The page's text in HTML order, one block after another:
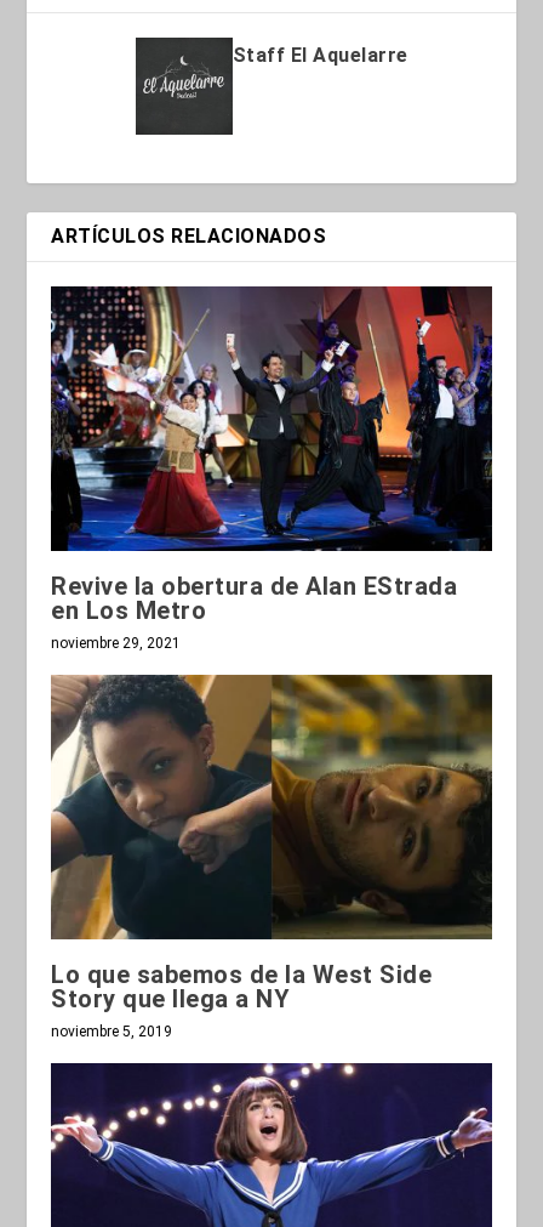
Staff El Aquelarre
ARTÍCULOS RELACIONADOS
Revive la obertura de Alan EStrada
en Los Metro
noviembre 29, 2021
Lo que sabemos de la West Side
Story que llega a NY
noviembre 5, 2019